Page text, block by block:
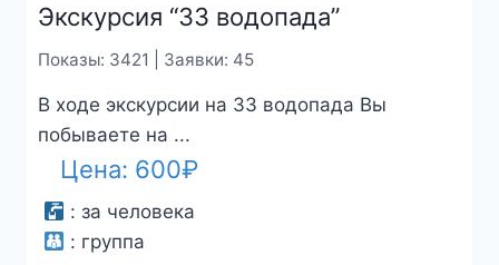
Экскурсия “33 водопада”
Показы: 3421 | Заявки: 45
В ходе экскурсии на 33 водопада Вы
побываете на ...
Цена: 600₽
: за человека
: группа